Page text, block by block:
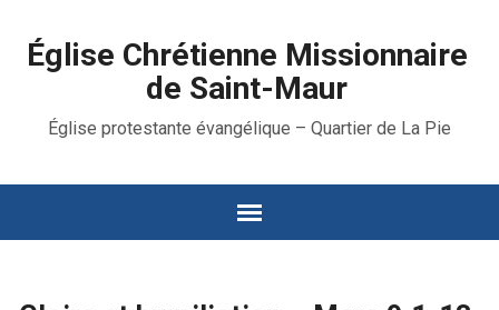
Église Chrétienne Missionnaire
de Saint-Maur
Église protestante évangélique – Quartier de La Pie